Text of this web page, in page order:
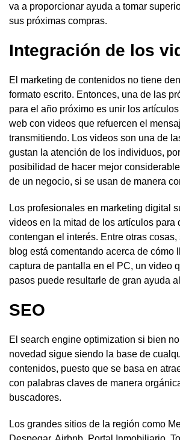
va a proporcionar ayuda a tomar
sus próximas compras.
Integración de los
El marketing de contenidos no tiene
formato escrito. Entonces, una de las
para el año próximo es unir los
web con videos que refuercen el
transmitiendo. Los videos son una de
gustan la atención de los individuos,
posibilidad de hacer mejor
de un negocio, si se usan de manera
Los profesionales en marketing digital
videos en la mitad de los artículos para
contengan el interés. Entre otras
blog está comentando acerca de cómo
captura de pantalla en el PC, un video
pasos puede resultarle de gran ayuda
SEO
El search engine optimization si bien
novedad sigue siendo la base de
contenidos, puesto que se basa en
con palabras claves de manera
buscadores.
Los grandes sitios de la región como